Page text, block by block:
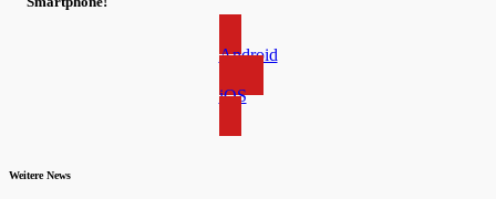
Android
iOS
Weitere News